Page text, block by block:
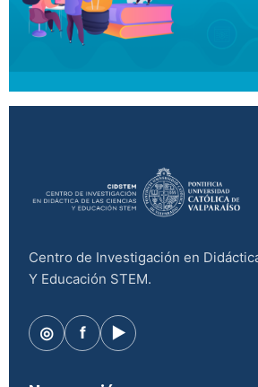
Centro de Investigación en
Y Educación STEM.
◎ f ▶